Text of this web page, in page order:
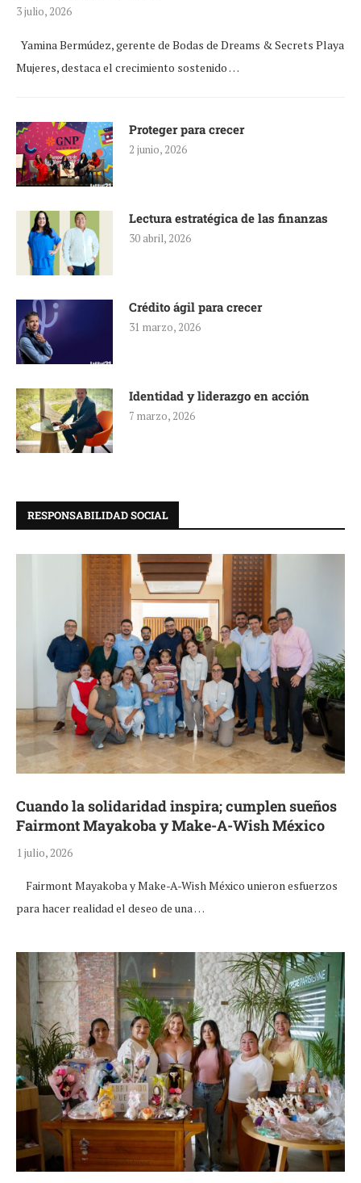
3 julio, 2026
Yamina Bermúdez, gerente de Bodas de Dreams & Secrets Playa
Mujeres, destaca el crecimiento sostenido …
Proteger para crecer
2 junio, 2026
Lectura estratégica de las finanzas
30 abril, 2026
Crédito ágil para crecer
31 marzo, 2026
Identidad y liderazgo en acción
7 marzo, 2026
RESPONSABILIDAD SOCIAL
Cuando la solidaridad inspira; cumplen sueños
Fairmont Mayakoba y Make-A-Wish México
1 julio, 2026
Fairmont Mayakoba y Make-A-Wish México unieron esfuerzos
para hacer realidad el deseo de una …